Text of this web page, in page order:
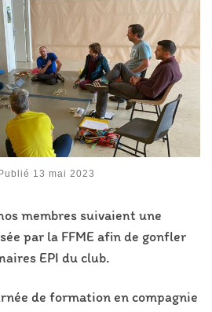
Publié 13 mai 2023
membres suivaient une
par la FFME afin de gonfler
EPI du club.
de formation en compagnie